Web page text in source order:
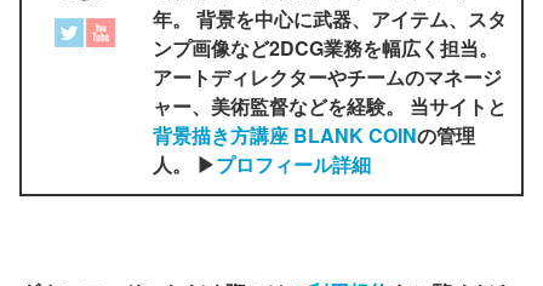
年。 背景を中心に武器、アイテム、スタ
ンプ画像など2DCG業務を幅広く担当。
アートディレクターやチームのマネージ
ャー、美術監督などを経験。 当サイトと
背景描き方講座 BLANK COINの管理
人。 ▶プロフィール詳細